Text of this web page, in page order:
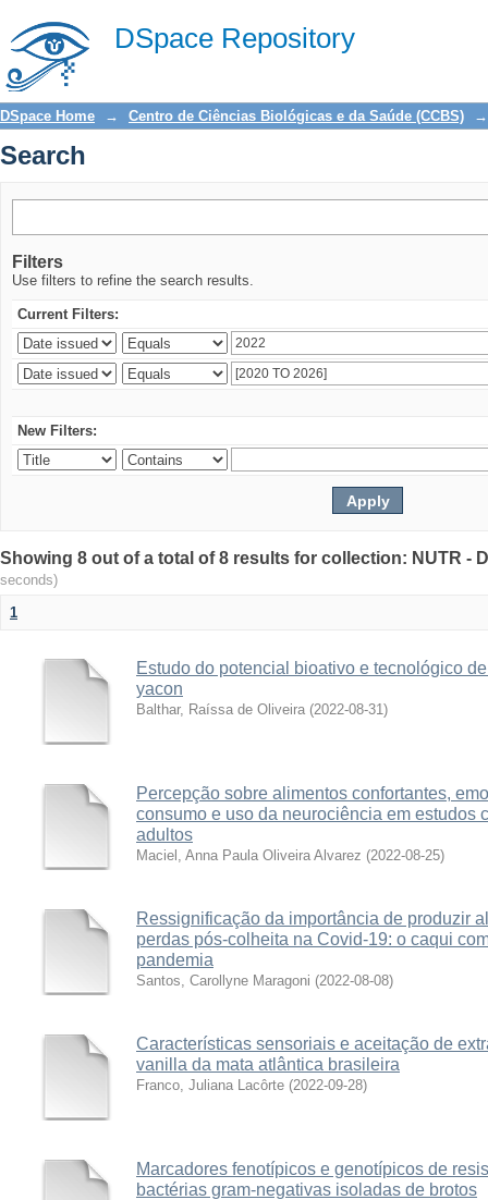
DSpace Repository
Search
DSpace Home → Centro de Ciências Biológicas e da Saúde (CCBS) →
Search
Filters
Use filters to refine the search results.
Current Filters:
New Filters:
Showing 8 out of a total of 8 results for collection: NUTR -
seconds)
1
Estudo do potencial bioativo e tecnológico
yacon
Balthar, Raíssa de Oliveira (2022-08-31)
Percepção sobre alimentos confortantes,
consumo e uso da neurociência em estudos
adultos
Maciel, Anna Paula Oliveira Alvarez (2022-08-25)
Ressignificação da importância de produzir
perdas pós-colheita na Covid-19: o caqui
pandemia
Santos, Carollyne Maragoni (2022-08-08)
Características sensoriais e aceitação de
vanilla da mata atlântica brasileira
Franco, Juliana Lacôrte (2022-09-28)
Marcadores fenotípicos e genotípicos de
bactérias gram-negativas isoladas de brotos